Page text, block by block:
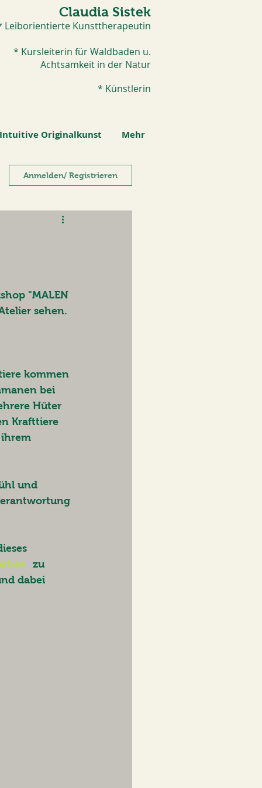
Claudia Sistek
Leiborientierte Kunsttherapeutin
* Kursleiterin für Waldbaden u.
Achtsamkeit in der Natur
* Künstlerin​
Intuitive Originalkunst Mehr
Anmelden/ Registrieren
"MALEN
sehen.
kommen
bei
Hüter
Krafttiere
und
  zu
dabei